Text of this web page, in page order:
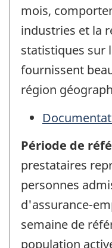
mois,
industries et la
statistiques sur
fournissent
région
Période de
prestataires
personnes
d'assurance-
semaine de
population